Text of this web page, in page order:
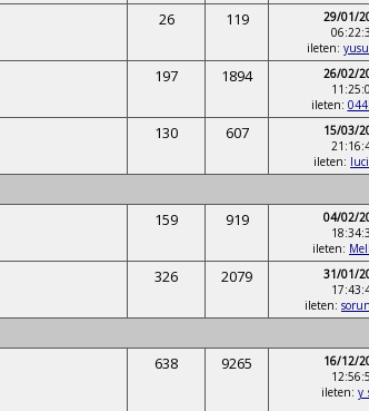
26 119
29/01/
ileten:
197 1894
26/02/
ileten:
130 607
15/03/
ileten:
159 919
04/02/
ileten:
326 2079
31/01/
ileten:
638 9265
16/12/
ileten: